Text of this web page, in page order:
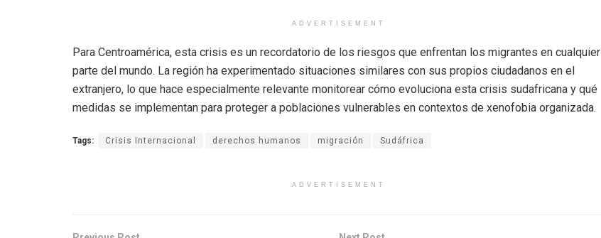
ADVERTISEMENT
Para Centroamérica, esta crisis es un recordatorio de los riesgos que enfrentan los migrantes en cualquier
parte del mundo. La región ha experimentado situaciones similares con sus propios ciudadanos en el
extranjero, lo que hace especialmente relevante monitorear cómo evoluciona esta crisis sudafricana y qué
medidas se implementan para proteger a poblaciones vulnerables en contextos de xenofobia organizada.
Tags: Crisis Internacional derechos humanos migración Sudáfrica
ADVERTISEMENT